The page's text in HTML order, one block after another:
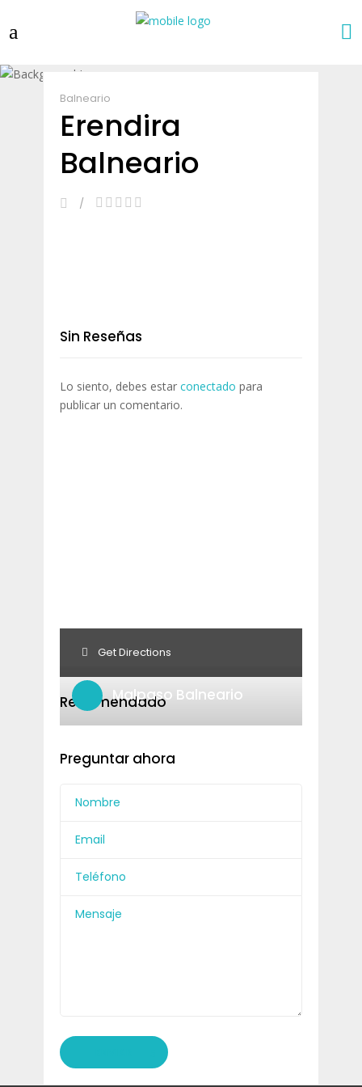
Balneario
Erendira
Balneario
Sin Reseñas
Lo siento, debes estar conectado para
publicar un comentario.
Get Directions
RecomendadoMalpaso Balneario
Preguntar ahora